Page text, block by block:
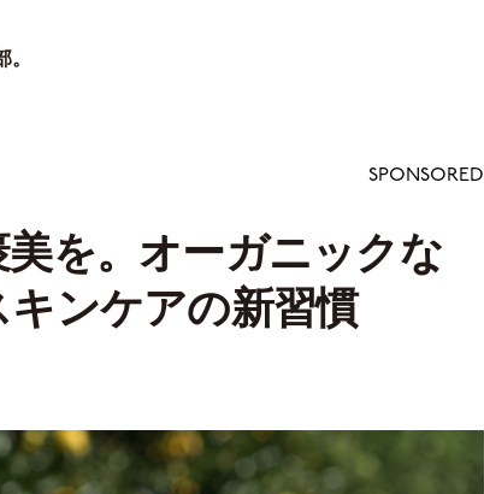
SPONSORED
を。オーガニックな
ンケアの新習慣